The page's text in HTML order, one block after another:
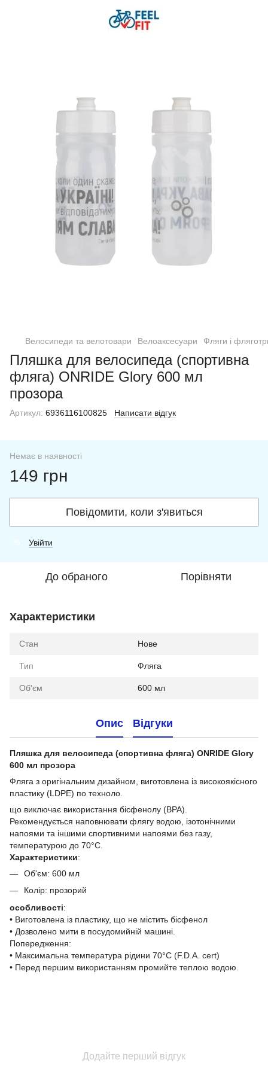
Велосипеди та велотовари Велоаксесуари Фляги і
Пляшка для велосипеда (спортивна
фляга) ONRIDE Glory 600 мл
прозора
Артикул: 6936116100825 Написати відгук
Немає в наявності
149 грн
Повідомити, коли з'явиться
Увійти
До обраного Порівняти
Характеристики
Стан Нове
Тип Фляга
Об'єм 600 мл
Опис Відгуки
Пляшка для велосипеда (спортивна фляга) ONRIDE Glory
600 мл прозора
Фляга з оригінальним дизайном, виготовлена із високоякісного
пластику (LDPE) по техноло.
що виключає використання бісфенолу (BPA).
Рекомендується наповнювати флягу водою, ізотонічними
напоями та іншими спортивними напоями без газу,
температурою до 70°С.
Характеристики:
Об'єм: 600 мл
Колір: прозорий
особливості:
• Виготовлена із пластику, що не містить бісфенол
• Дозволено мити в посудомийній машині.
Попередження:
• Максимальна температура рідини 70°C (F.D.A. cert)
• Перед першим використанням промийте теплою водою.
Додайте перший відгук